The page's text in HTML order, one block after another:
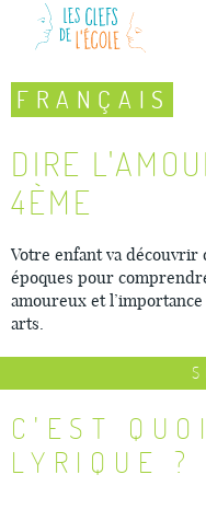
FRANÇAIS
DIRE
4ÈME
Votre enfant va
époques pour
amoureux et
arts.
C'EST
LYRIQUE ?